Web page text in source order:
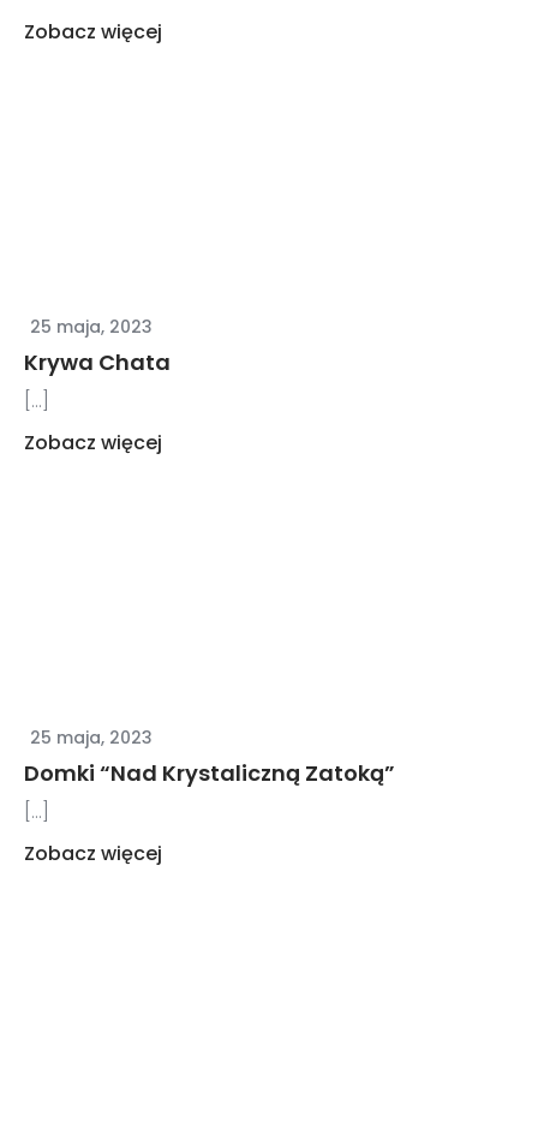
Zobacz więcej
25 maja, 2023
Krywa Chata
[...]
Zobacz więcej
25 maja, 2023
Domki “Nad Krystaliczną Zatoką”
[...]
Zobacz więcej